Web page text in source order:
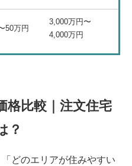
50万円
3,000万円〜
4,000万円
格比較｜注文住宅
？
どのエリアが住みやすい